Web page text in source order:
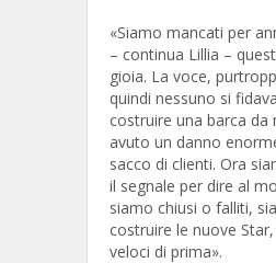
«Siamo mancati per
– continua Lillia –
gioia. La voce,
quindi nessuno si
costruire una barca da
avuto un danno
sacco di clienti. Ora
il segnale per dire al
siamo chiusi o falliti,
costruire le nuove
veloci di prima».